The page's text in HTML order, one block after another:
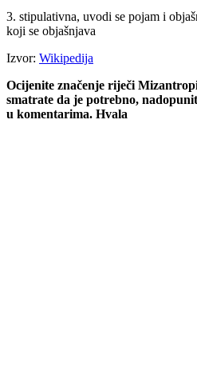
3. stipulativna, uvodi se pojam i
koji se objašnjava
Izvor: Wikipedija
Ocijenite značenje riječi
smatrate da je potrebno,
u komentarima. Hvala